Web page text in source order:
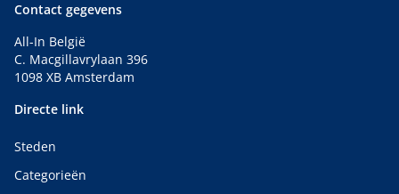
Contact gegevens
All-In België
C. Macgillavrylaan 396
1098 XB Amsterdam
Directe link
Steden
Categorieën